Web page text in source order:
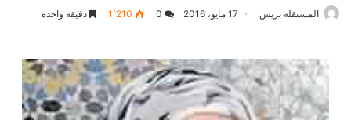
المستقلة بريس 17 مايو، 2016 0 1٬210 دقيقة واحدة